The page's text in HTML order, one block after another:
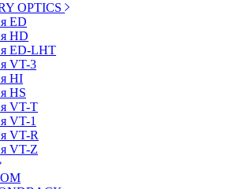
OPTICS
ED
HD
ED-LHT
VT-3
HI
HS
VT-T
VT-1
VT-R
VT-Z